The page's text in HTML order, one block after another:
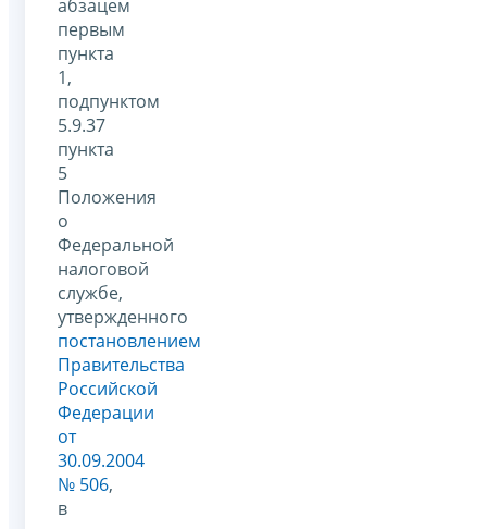
абзацем
первым
пункта
1,
подпунктом
5.9.37
пункта
5
Положения
о
Федеральной
налоговой
службе,
утвержденного
постановлением
Правительства
Российской
Федерации
от
30.09.2004
№ 506,
в